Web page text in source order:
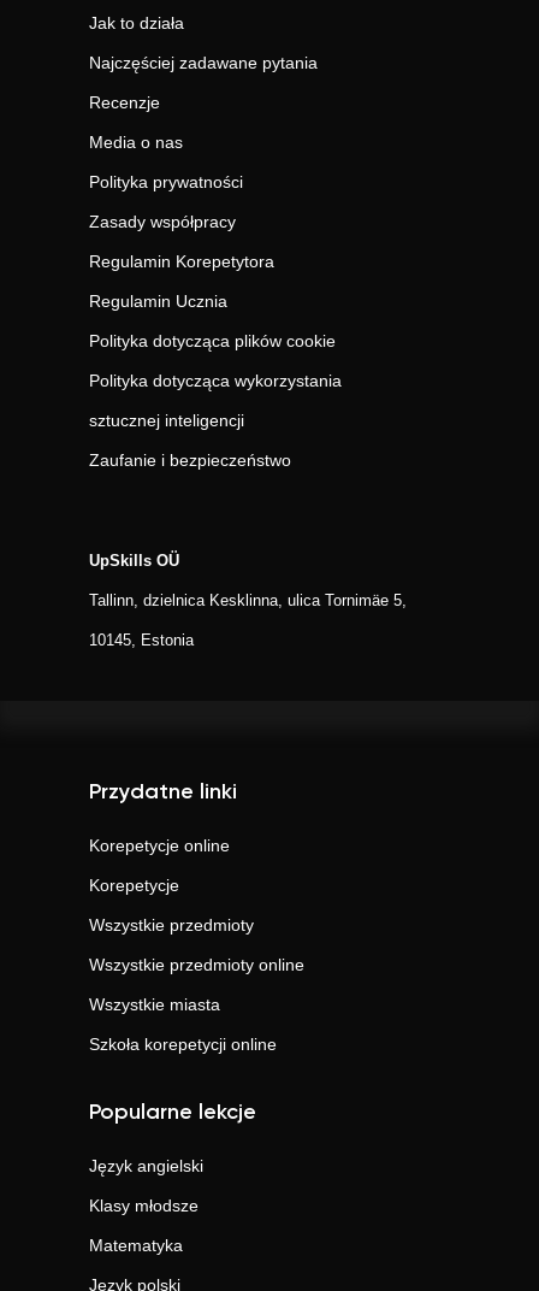
Jak to działa
Najczęściej zadawane pytania
Recenzje
Media o nas
Polityka prywatności
Zasady współpracy
Regulamin Korepetytora
Regulamin Ucznia
Polityka dotycząca plików cookie
Polityka dotycząca wykorzystania
sztucznej inteligencji
Zaufanie i bezpieczeństwo
UpSkills OÜ
Tallinn, dzielnica Kesklinna, ulica Tornimäe 5,
10145, Estonia
Przydatne linki
Korepetycje online
Korepetycje
Wszystkie przedmioty
Wszystkie przedmioty online
Wszystkie miasta
Szkoła korepetycji online
Popularne lekcje
Język angielski
Klasy młodsze
Matematyka
Język polski